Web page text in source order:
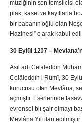
müziğinin son temsilcisi
plak, kaset ve kayıtlarla
bir babanın oğlu olan
Hazinesi” olarak kabul
30 Eylül 1207 –
Asıl adı Celaleddin
Celâleddîn-i Rûmî, 30
kurucusu olan Mevlâna,
açmıştır. Eserlerinde
evrensel bir şair olmayı
Mevlâna Yılı ilan edilmiştir.